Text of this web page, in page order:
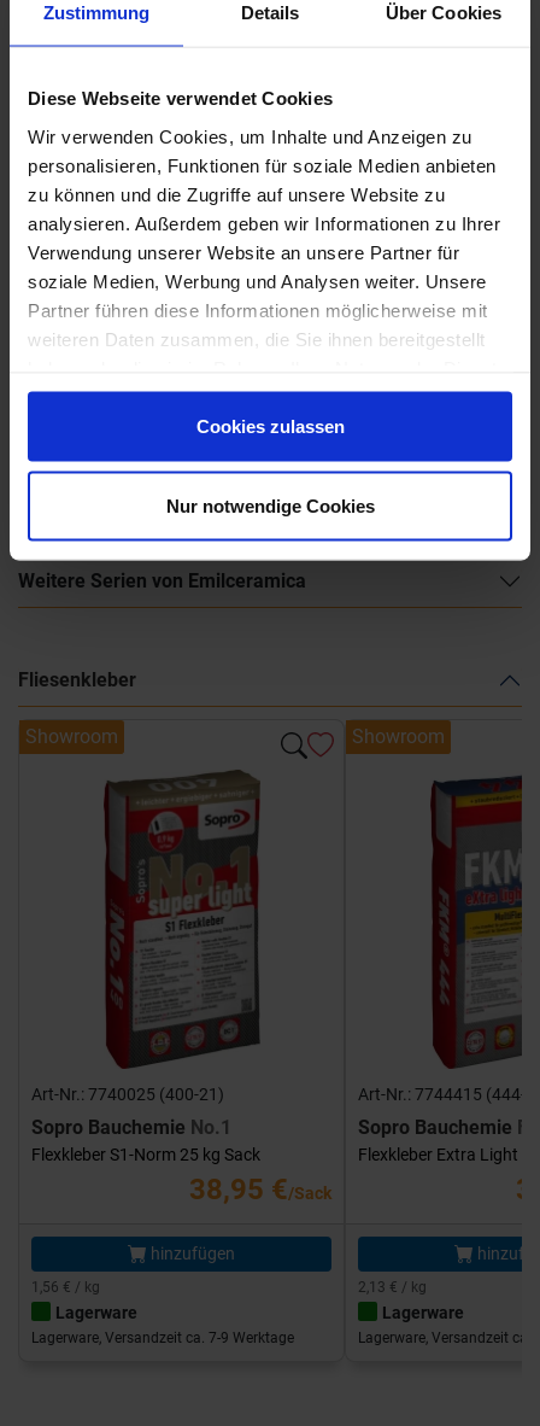
Zustimmung Details Über Cookies
Diese Webseite verwendet Cookies
Wir verwenden Cookies, um Inhalte und Anzeigen zu
personalisieren, Funktionen für soziale Medien anbieten
zu können und die Zugriffe auf unsere Website zu
analysieren. Außerdem geben wir Informationen zu Ihrer
Verwendung unserer Website an unsere Partner für
soziale Medien, Werbung und Analysen weiter. Unsere
Partner führen diese Informationen möglicherweise mit
weiteren Daten zusammen, die Sie ihnen bereitgestellt
gesammelt haben.
Cookies zulassen
Nur notwendige Cookies
Emilceramica-Tele-di-Marmo-Pure-Onyx.pdf
Weitere Serien von Emilceramica
Fliesenkleber
Showroom
Art-Nr.: 7740025 (400-21)
Sopro Bauchemie No.1
Flexkleber S1-Norm 25 kg Sack
38,95 €/Sack
hinzufügen
1,56 € / kg
Lagerware
Lagerware, Versandzeit ca. 7-9 Werktage
Showroom
Art-Nr.: 7744415 (444-
Sopro Bauchemie
Flexkleber Extra Light
2,13 € / kg
Lagerware
Lagerware, Versandzeit ca.